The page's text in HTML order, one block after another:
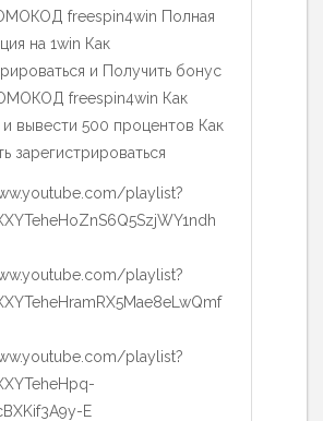
freespin4win Полная
на 1win Как
и Получить бонус
freespin4win Как
и вывести 500 процентов Как
зарегистрироваться
playlist?
playlist?
playlist?
E